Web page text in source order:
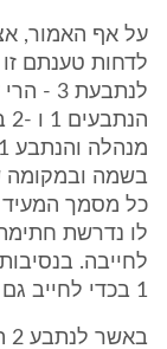
על אף האמור,
לחייבה.
1 בכדי לחייב גם את הנתבעת 3.